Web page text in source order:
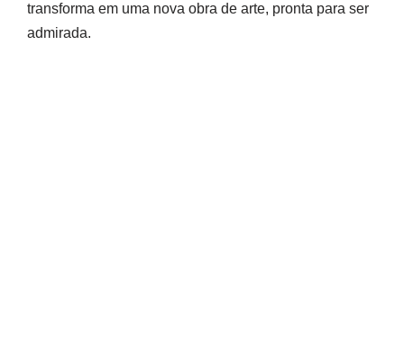
transforma em uma nova obra de arte, pronta para ser
admirada.